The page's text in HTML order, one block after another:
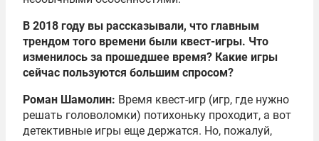
В 2018 году вы рассказывали, что главным
трендом того времени были квест-игры. Что
изменилось за прошедшее время? Какие игры
сейчас пользуются большим спросом?
Роман Шамолин: Время квест-игр (игр, где нужно
решать головоломки) потихоньку проходит, а вот
детективные игры еще держатся. Но, пожалуй,